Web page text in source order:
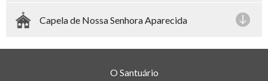
Capela de Nossa Senhora Aparecida
O Santuário